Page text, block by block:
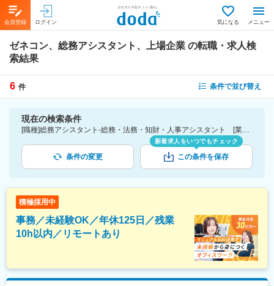
会員登録 ログイン 気になる メニュー
ゼネコン、総務アシスタント、上場企業 の転職・求人検
索結果
6 件 条件で並び替え
現在の検索条件
[職種]総務アシスタント-総務・法務・知財・人事アシスタント [業種]ゼネコン-建設・プラント・不動産業界 [詳細条件](会社・職場の環境)上場企業
条件の変更
新着求人をいつでもチェック
この条件を保存
積極採用中
事務／未経験OK／年休125日／残業
10h以内／リモートあり